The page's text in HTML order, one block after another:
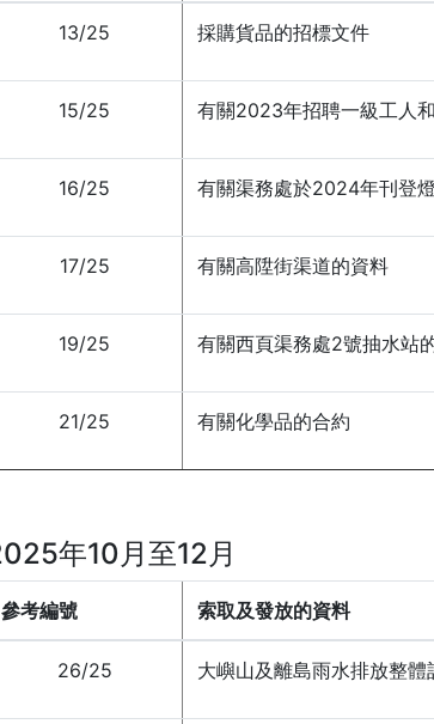
13/25 採購貨品的招標文件
15/25 有關2023年招聘一級工人
16/25 有關渠務處於2024年刊登
17/25 有關高陞街渠道的資料
19/25 有關西頁渠務處2號抽水站
21/25 有關化學品的合約
年10月至12月
參考編號 索取及發放的資料
26/25 大嶼山及離島雨水排放整